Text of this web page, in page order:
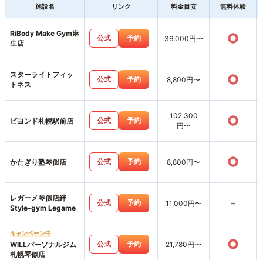
施設名 リンク 料金目安 無料体験
RiBody Make Gym麻
生店
公式 予約 36,000円〜 ○
スターライトフィッ
トネス
公式 予約 8,800円〜 ○
ビヨンド札幌駅前店 公式 予約
102,300
円〜
○
かたぎり塾琴似店 公式 予約 8,800円〜 ○
レガーメ琴似店絆
Style-gym Legame
公式 予約 11,000円〜 -
キャンペーン中
WILLパーソナルジム
札幌琴似店
公式 予約 21,780円〜 ○